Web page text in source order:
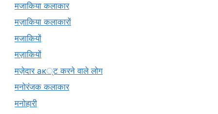
मजाकिया कलाकार
मज़ाकिया कलाकारों
मजाकियों
मज़ाकियों
मज़ेदार ак्ट करने वाले लोग
मनोरंजक कलाकार
मनोहारी